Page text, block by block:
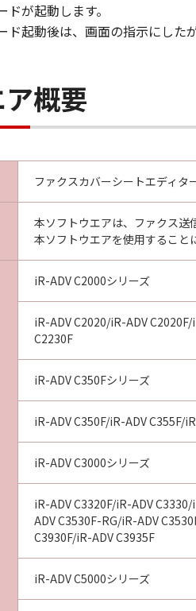
、お客様が、『同意』を示す下
契約書のいずれかの条項に違反
上記(3)によって本契約書が終
RESTRICTED
ンドユーザー”とは、米国政府の
す：The SOFTWARE is a
software" and
Consistent with 48 C.F.R.
acquire the SOFTWARE with
ku, Tokyo 146-8501, Japan.
用される"the SOFTWARE"と
性
ずれかの条項またはその一部が
が起動します。
ド起動後は、画面の指示にした
概要
ファクスカバーシートエディタ
本ソフトウエアは、ファクス送
本ソフトウエアを使用すること
iR-ADV C2000シリーズ
iR-ADV C2020/iR-ADV
C2230F
iR-ADV C350Fシリーズ
iR-ADV C350F/iR-ADV C355F/
iR-ADV C3000シリーズ
iR-ADV C3320F/iR-ADV
ADV C3530F-RG/iR-ADV
C3930F/iR-ADV C3935F
iR-ADV C5000シリーズ